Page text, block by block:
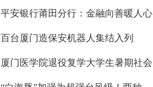
平安银行莆田分行：金融向善暖人心
百台厦门造保安机器人集结入列
厦门医学院退役复学大学生暑期社会